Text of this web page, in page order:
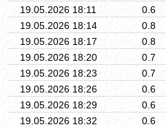
19.05.2026 18:11
0.6
19.05.2026 18:14
0.8
19.05.2026 18:17
0.8
19.05.2026 18:20
0.7
19.05.2026 18:23
0.7
19.05.2026 18:26
0.6
19.05.2026 18:29
0.6
19.05.2026 18:32
0.6